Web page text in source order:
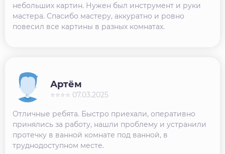
небольших картин. Нужен был инструмент и руки
мастера. Спасибо мастеру, аккуратно и ровно
повесил все картины в разных комнатах.
Отличные ребята. Быстро приехали, оперативно
принялись за работу, нашли проблему и устранили
протечку в ванной комнате под ванной, в
труднодоступном месте.
Артём
⭐⭐⭐⭐ 07.03.2025